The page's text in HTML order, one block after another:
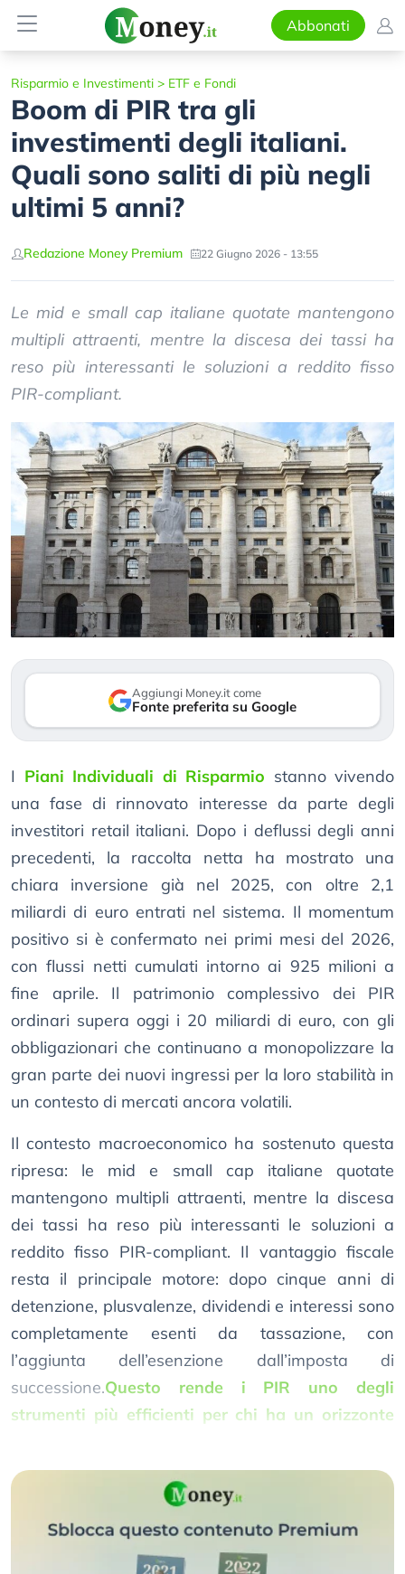
Abbonati
Risparmio e Investimenti > ETF e Fondi
Boom di PIR tra gli
investimenti degli italiani.
Quali sono saliti di più negli
ultimi 5 anni?
Redazione Money Premium 22 Giugno 2026 - 13:55
Le mid e small cap italiane quotate mantengono
multipli attraenti, mentre la discesa dei tassi ha
reso più interessanti le soluzioni a reddito fisso
PIR-compliant.
Aggiungi Money.it come
Fonte preferita su Google
I Piani Individuali di Risparmio stanno vivendo
una fase di rinnovato interesse da parte degli
investitori retail italiani. Dopo i deflussi degli anni
precedenti, la raccolta netta ha mostrato una
chiara inversione già nel 2025, con oltre 2,1
miliardi di euro entrati nel sistema. Il momentum
positivo si è confermato nei primi mesi del 2026,
con flussi netti cumulati intorno ai 925 milioni a
fine aprile. Il patrimonio complessivo dei PIR
ordinari supera oggi i 20 miliardi di euro, con gli
obbligazionari che continuano a monopolizzare la
gran parte dei nuovi ingressi per la loro stabilità in
un contesto di mercati ancora volatili.
Il contesto macroeconomico ha sostenuto questa
ripresa: le mid e small cap italiane quotate
mantengono multipli attraenti, mentre la discesa
dei tassi ha reso più interessanti le soluzioni a
reddito fisso PIR-compliant. Il vantaggio fiscale
resta il principale motore: dopo cinque anni di
detenzione, plusvalenze, dividendi e interessi sono
completamente esenti da tassazione, con
l’aggiunta dell’esenzione dall’imposta di
successione.Questo rende i PIR uno degli
strumenti più efficienti per chi ha un orizzonte